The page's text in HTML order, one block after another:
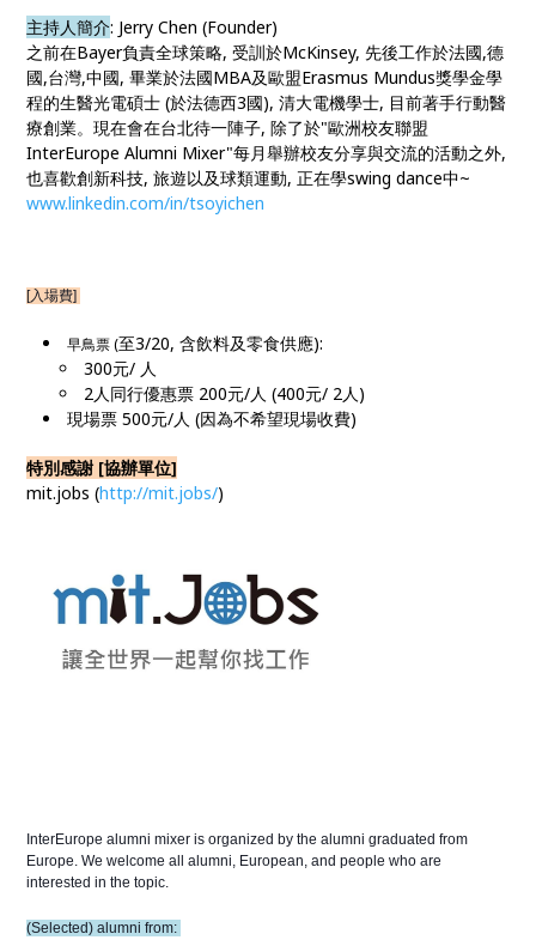
主持人簡介: Jerry Chen (Founder)
之前在Bayer負責全球策略, 受訓於McKinsey, 先後工作於法國,德
國,台灣,中國, 畢業於法國MBA及歐盟Erasmus Mundus獎學金學
程的生醫光電碩士 (於法德西3國), 清大電機學士, 目前著手行動醫
療創業。現在會在台北待一陣子, 除了於"歐洲校友聯盟
InterEurope Alumni Mixer"每月舉辦校友分享與交流的活動之外,
也喜歡創新科技, 旅遊以及球類運動, 正在學swing dance中~
www.linkedin.com/in/tsoyichen
[入場費]
早鳥票 (至3/20, 含飲料及零食供應):
300元/ 人
2人同行優惠票 200元/人 (400元/ 2人)
現場票 500元/人 (因為不希望現場收費)
特別感謝 [協辦單位]
mit.jobs (http://mit.jobs/)
InterEurope alumni mixer is organized by the alumni graduated from
Europe. We welcome all alumni, European, and people who are
interested in the topic.
(Selected) alumni from: